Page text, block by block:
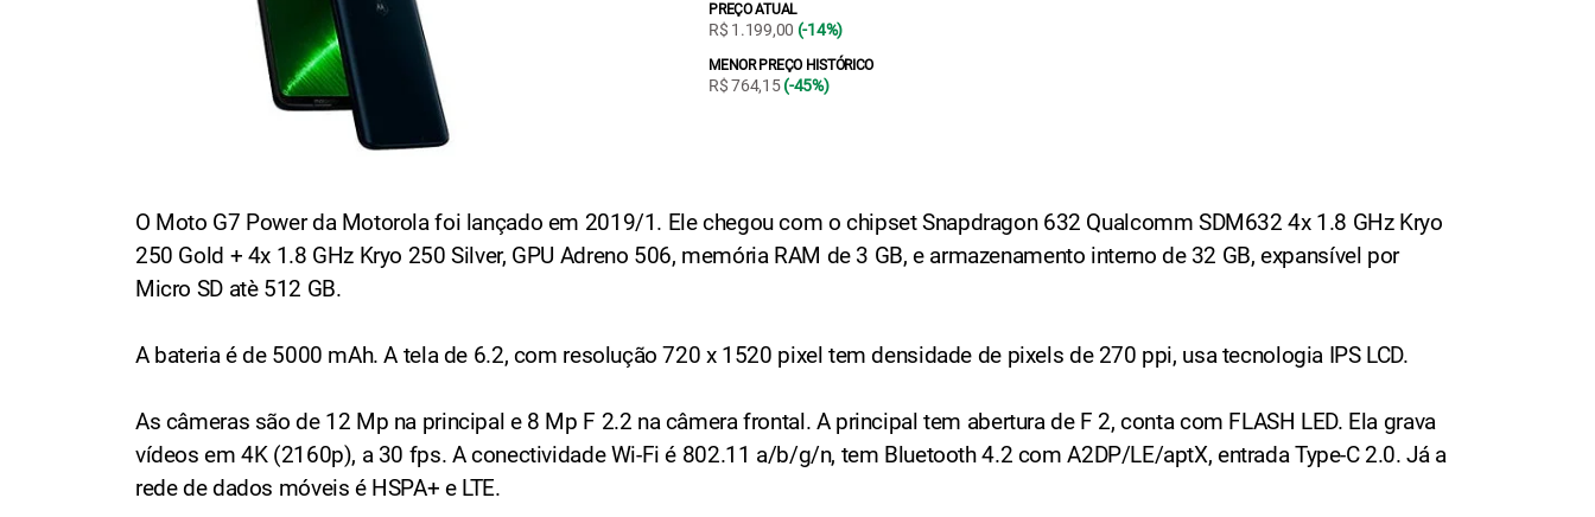
PREÇO ATUAL
R$ 1.199,00 (-14%)
MENOR PREÇO HISTÓRICO
R$ 764,15(-45%)
O Moto G7 Power da Motorola foi lançado em 2019/1. Ele chegou com o chipset Snapdragon 632 Qualcomm SDM632 4x 1.8 GHz Kryo
250 Gold + 4x 1.8 GHz Kryo 250 Silver, GPU Adreno 506, memória RAM de 3 GB, e armazenamento interno de 32 GB, expansível por
Micro SD atè 512 GB.
A bateria é de 5000 mAh. A tela de 6.2, com resolução 720 x 1520 pixel tem densidade de pixels de 270 ppi, usa tecnologia IPS LCD.
As câmeras são de 12 Mp na principal e 8 Mp F 2.2 na câmera frontal. A principal tem abertura de F 2, conta com FLASH LED. Ela grava
vídeos em 4K (2160p), a 30 fps. A conectividade Wi-Fi é 802.11 a/b/g/n, tem Bluetooth 4.2 com A2DP/LE/aptX, entrada Type-C 2.0. Já a
rede de dados móveis é HSPA+ e LTE.